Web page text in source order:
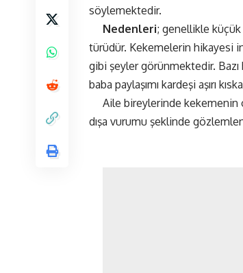
söylemektedir.
Nedenleri; genellikle küçük
türüdür. Kekemelerin hikayesi
gibi şeyler görünmektedir. Bazı
baba paylaşımı kardeşi aşırı
Aile bireylerinde kekemenin
dışa vurumu şeklinde